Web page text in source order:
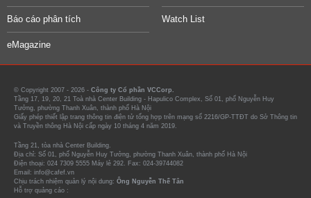
Báo cáo phân tích Watch List
eMagazine
© Copyright 2007 - 2026 - Công ty Cổ phần VCCorp.
Tầng 17, 19, 20, 21 Toà nhà Center Building - Hapulico Complex, Số 01, phố Nguyễn Huy
Tưởng, phường Thanh Xuân, thành phố Hà Nội
Giấy phép thiết lập trang thông tin điện tử tổng hợp trên mạng số 2216/GP-TTĐT do Sở Thông tin
và Truyền thông Hà Nội cấp ngày 10 tháng 4 năm 2019.
Tầng 21, tòa nhà Center Building.
Địa chỉ: Số 01, phố Nguyễn Huy Tưởng, phường Thanh Xuân, thành phố Hà Nội
Điện thoại: 024 7309 5555 Máy lẻ 292. Fax: 024-39744082
Email: info@cafef.vn
Chịu trách nhiệm quản lý nội dung: Ông Nguyễn Thế Tân
Hỗ trợ quảng cáo :